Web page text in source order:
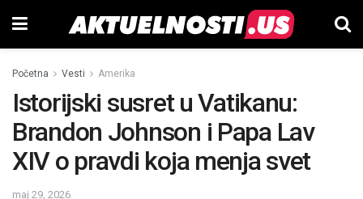
Početna Vesti Amerika
Istorijski susret u Vatikanu:
Brandon Johnson i Papa Lav
XIV o pravdi koja menja svet
maj 29, 2026